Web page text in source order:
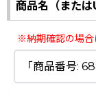
商品名（または
※納期確認の場合